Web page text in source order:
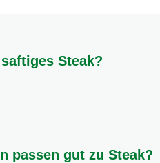
Steak?
passen gut zu Steak?